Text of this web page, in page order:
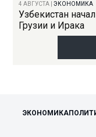
4 АВГУСТА |ЭКОНОМИКА
Узбекистан
Грузии и Ирака
ЭКОНОМИКА